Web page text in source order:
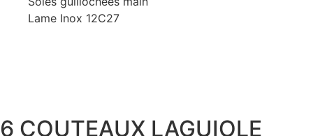
Lame Inox 12C27
6 COUTEAUX LAGUIOLE